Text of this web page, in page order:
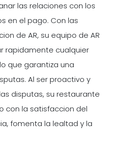
las relaciones con los
en el pago. Con las
de AR, su equipo de AR
rapidamente cualquier
que garantiza una
Al ser proactivo y
disputas, su restaurante
con la satisfaccion del
fomenta la lealtad y la